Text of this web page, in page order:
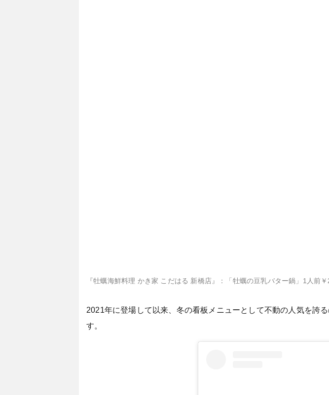
『牡蠣海鮮料理 かき家 こだはる 新橋店』：「牡蠣の豆乳バター鍋」1人前
2021年に登場して以来、冬の看板メニューとして不動の人気を
す。